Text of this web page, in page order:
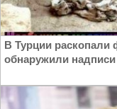
В Турции раскопали
обнаружили